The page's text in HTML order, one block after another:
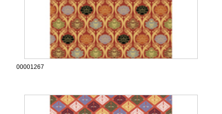
00001267